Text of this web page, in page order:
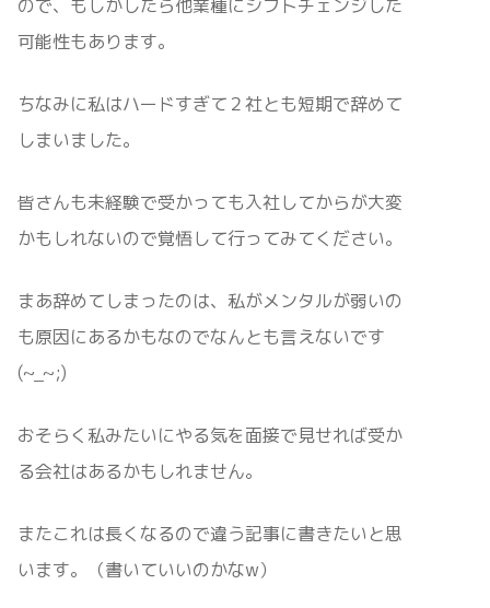
ので、もしかしたら他業種にシフトチェンジした
可能性もあります。
ちなみに私はハードすぎて２社とも短期で辞めて
しまいました。
皆さんも未経験で受かっても入社してからが大変
かもしれないので覚悟して行ってみてください。
まあ辞めてしまったのは、私がメンタルが弱いの
も原因にあるかもなのでなんとも言えないです
(~_~;)
おそらく私みたいにやる気を面接で見せれば受か
る会社はあるかもしれません。
またこれは長くなるので違う記事に書きたいと思
います。（書いていいのかなw）